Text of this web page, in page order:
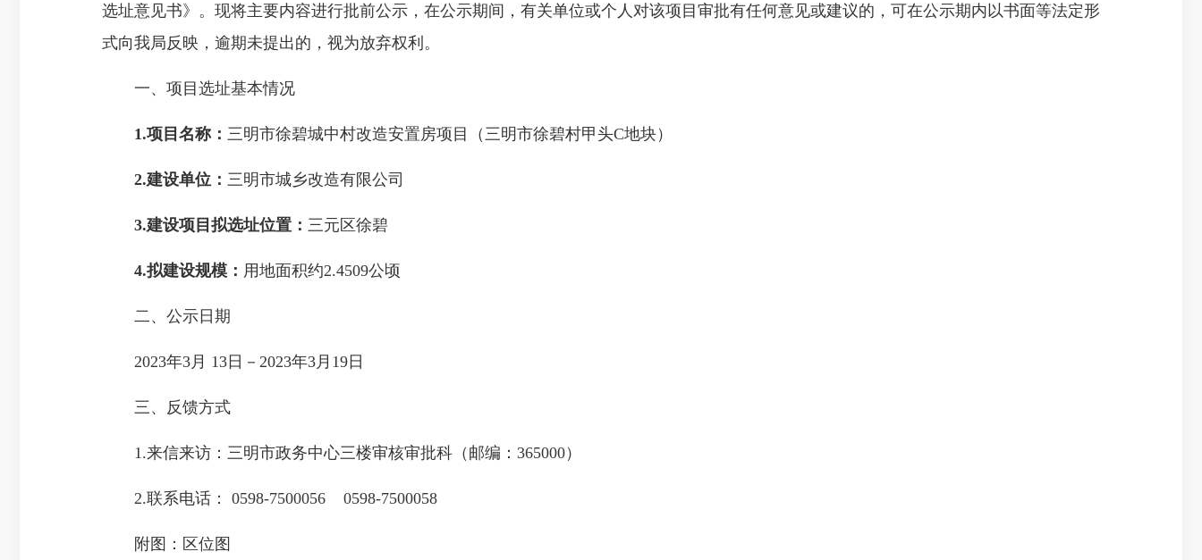
选址意见书》。现将主要内容进行批前公示，在公示期间，有关单位或个人对该项目审批有任何意见或建议的，可在公示期内以书面等法定形
式向我局反映，逾期未提出的，视为放弃权利。
一、项目选址基本情况
1.项目名称： 三明市徐碧城中村改造安置房项目（三明市徐碧村甲头C地块）
2.建设单位： 三明市城乡改造有限公司
3.建设项目拟选址位置： 三元区徐碧
4.拟建设规模： 用地面积约2.4509公顷
二、公示日期
2023年3月 13日－2023年3月19日
三、反馈方式
1.来信来访：三明市政务中心三楼审核审批科（邮编：365000）
2.联系电话： 0598-7500056 0598-7500058
附图：区位图